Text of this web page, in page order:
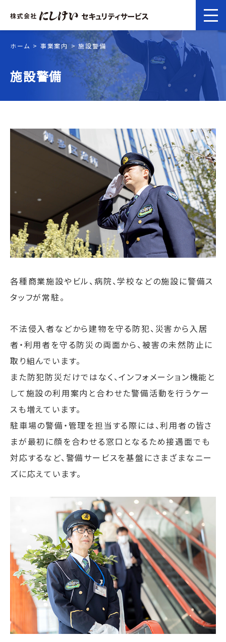
ホーム 事業案内 施設警備
施設警備
各種商業施設やビル、病院、学校などの施設に警備ス
タッフが常駐。
不法侵入者などから建物を守る防犯、災害から入居
者・利用者を守る防災の両面から、被害の未然防止に
取り組んでいます。
また防犯防災だけではなく、インフォメーション機能と
して施設の利用案内と合わせた警備活動を行うケー
スも増えています。
駐車場の警備・管理を担当する際には、利用者の皆さ
まが最初に顔を合わせる窓口となるため接遇面でも
対応するなど、警備サービスを基盤にさまざまなニー
ズに応えています。